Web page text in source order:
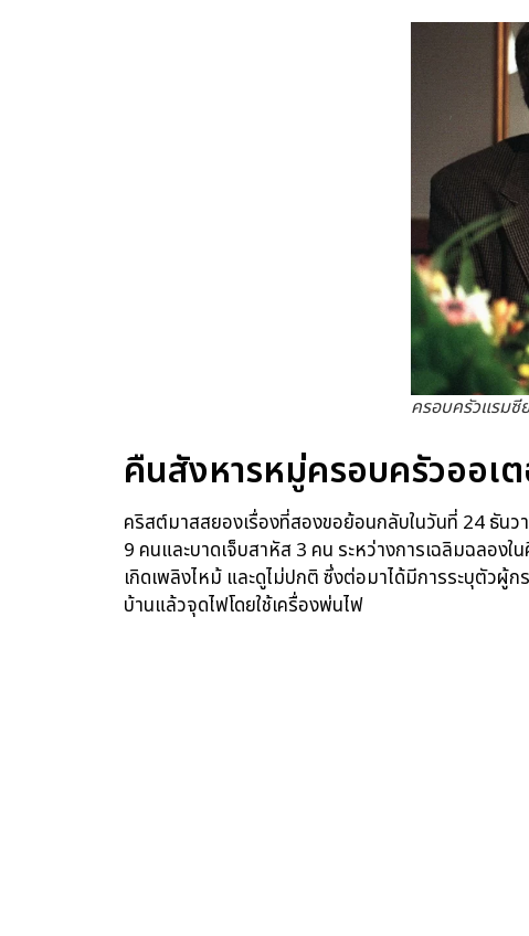
ครอบครัวแรมซี
คืนสังหารหมู่ครอบครัวออเ
คริสต์มาสสยองเรื่องที่สองขอย้อนกลับในวันที่ 24 ธัน
9 คนและบาดเจ็บสาหัส 3 คน ระหว่างการเฉลิมฉลอง
เกิดเพลิงไหม้ และดูไม่ปกติ ซึ่งต่อมาได้มีการระบุตัวผู้ก
บ้านแล้วจุดไฟโดยใช้เครื่องพ่นไฟ